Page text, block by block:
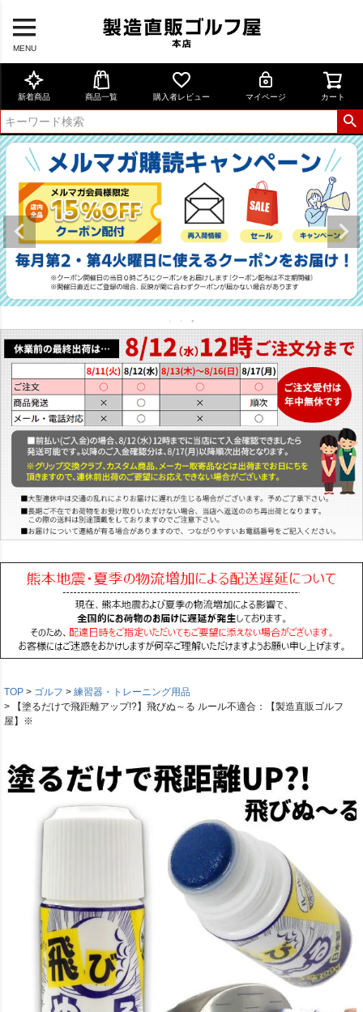
MENU
新着商品 商品一覧 購入者レビュー マイページ カート
TOP ゴルフ
練習器・トレーニング用品
【塗るだけで飛距離アップ!?】飛びぬ～る ルール不適合：【製造直販ゴルフ
屋】※